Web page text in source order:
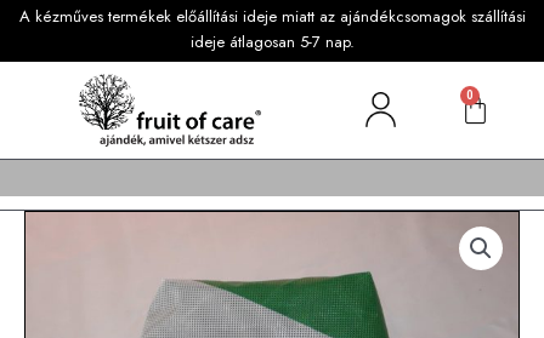
A kézműves termékek előállítási ideje miatt az ajándékcsomagok szállítási
ideje átlagosan 5-7 nap.
0